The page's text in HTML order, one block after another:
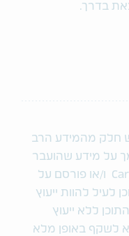
בדרך.
חלק מהמידע הרב
על מידע שהועבר
לידינו על ידי ארגון Caregivers Israel ו/או פורסם על
לעיל להוות ייעוץ
ללא ייעוץ
לשקף באופן מלא